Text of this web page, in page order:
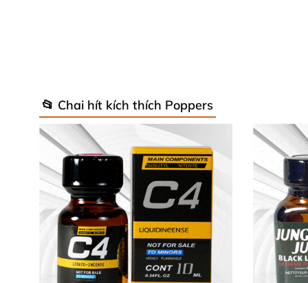
3. Dung tích lớn 30ml – Tiết kiệm
– Với dung tích 30ml, sản phẩm Popper
4. An toàn và đảm bảo chất lượng
– Được kiểm định chặt chẽ từ các cơ quan
– Không gây tác dụng phụ khi sử dụng đúng
Hướng Dẫn Cách Sử Dụng Popper Everest
📂 Chai hít kích thích Poppers